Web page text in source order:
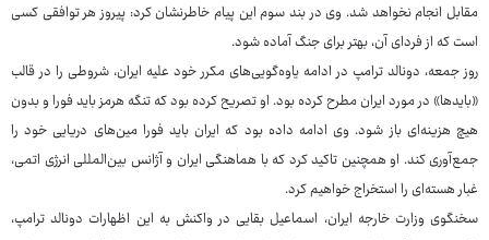
مقابل انجام نخواهد شد. وی در بند سوم این پیام خاطرنشان کرد: پیروز هر توافقی کسی
است که از فردای آن، بهتر برای جنگ آماده شود.
روز جمعه، دونالد ترامپ در ادامه یاوه‌گویی‌های مکرر خود علیه ایران، شروطی را در قالب
«بایدها» در مورد ایران مطرح کرده بود. او تصریح کرده بود که تنگه هرمز باید فورا و بدون
هیچ هزینه‌ای باز شود. وی ادامه داده بود که ایران باید فورا مین‌های دریایی خود را
جمع‌آوری کند. او همچنین تاکید کرد که با هماهنگی ایران و آژانس بین‌المللی انرژی اتمی،
غبار هسته‌ای را استخراج خواهیم کرد.
سخنگوی وزارت خارجه ایران، اسماعیل بقایی در واکنش به این اظهارات دونالد ترامپ،